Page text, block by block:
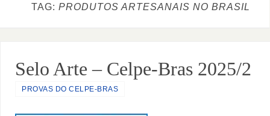
TAG: PRODUTOS ARTESANAIS NO BRASIL
Selo Arte – Celpe-Bras 2025/2
PROVAS DO CELPE-BRAS